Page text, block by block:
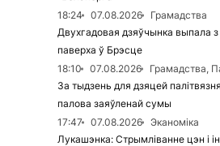
18:24
07.08.2026
Грамадства
Двухгадовая дзяўчынка выпала
паверха ў Брэсце
18:10
07.08.2026
Грамадства,
За тыдзень для дзяцей
палова заяўленай сумы
17:47
07.08.2026
Эканоміка
Лукашэнка: Стрымліванне цэн і